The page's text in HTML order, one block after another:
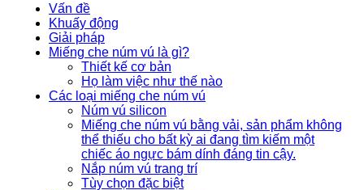
Vấn đề
Khuấy động
Giải pháp
Miếng che núm vú là gì?
Thiết kế cơ bản
Họ làm việc như thế nào
Các loại miếng che núm vú
Núm vú silicon
Miếng che núm vú bằng vải, sản phẩm không
thể thiếu cho bất kỳ ai đang tìm kiếm một
chiếc áo ngực bám dính đáng tin cậy.
Nắp núm vú trang trí
Tùy chọn đặc biệt